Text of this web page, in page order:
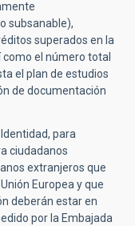
subsanable),
superados en la
el número total
el plan de estudios
de documentación
para
ciudadanos
extranjeros que
Europea y que
deberán estar en
por la Embajada